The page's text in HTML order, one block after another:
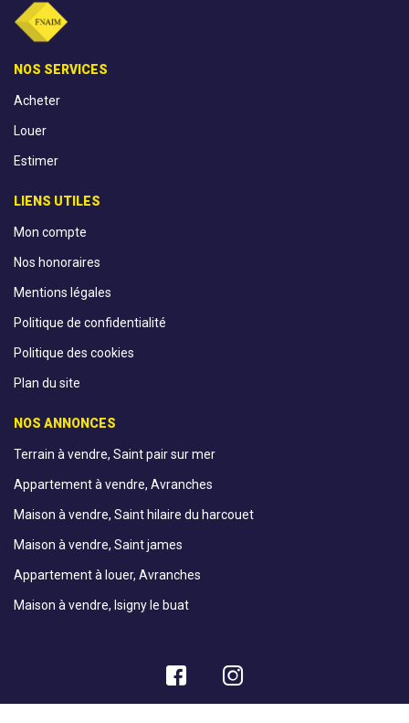
NOS SERVICES
Acheter
Louer
Estimer
LIENS UTILES
Mon compte
Nos honoraires
Mentions légales
Politique de confidentialité
Politique des cookies
Plan du site
NOS ANNONCES
Terrain à vendre, Saint pair sur mer
Appartement à vendre, Avranches
Maison à vendre, Saint hilaire du harcouet
Maison à vendre, Saint james
Appartement à louer, Avranches
Maison à vendre, Isigny le buat